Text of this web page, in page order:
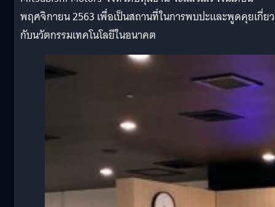
พฤศจิกายน 2563 เพื่อเป็นสถานที่ในการพบปะและพูดคุยเกี่ยว
กับนวัตกรรมเทคโนโลยีในอนาคต